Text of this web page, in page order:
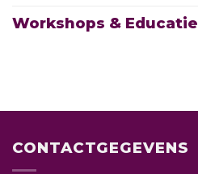
Workshops & Educatie
CONTACTGEGEVENS